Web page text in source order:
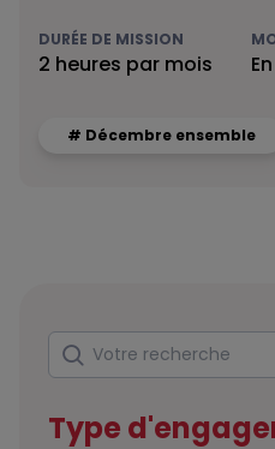
DURÉE DE MISSION
2 heures par mois
# Décembre ensemble
Rechercher
Votre recherche
Type